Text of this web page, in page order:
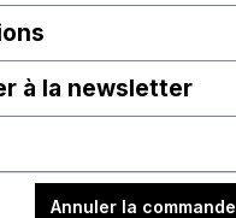
à la newsletter
Annuler la commande